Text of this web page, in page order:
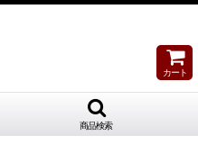
カート
商品検索